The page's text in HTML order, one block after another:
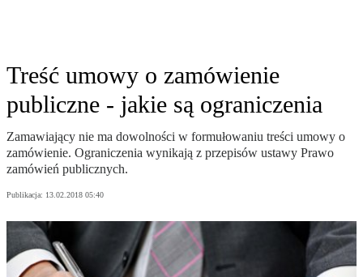
Treść umowy o zamówienie
publiczne - jakie są ograniczenia
Zamawiający nie ma dowolności w formułowaniu treści umowy o
zamówienie. Ograniczenia wynikają z przepisów ustawy Prawo
zamówień publicznych.
Publikacja: 13.02.2018 05:40